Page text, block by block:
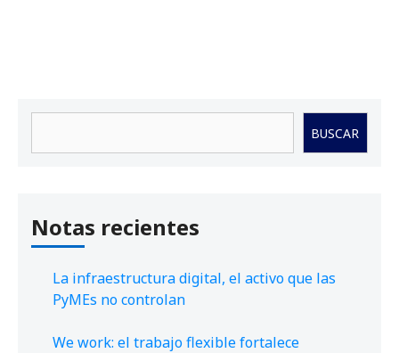
BUSCAR
Notas recientes
La infraestructura digital, el activo que las
PyMEs no controlan
We work: el trabajo flexible fortalece